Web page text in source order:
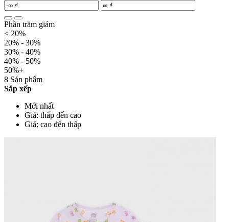
Phần trăm giảm
< 20%
20% - 30%
30% - 40%
40% - 50%
50%+
8 Sản phẩm
Sắp xếp
Mới nhất
Giá: thấp đến cao
Giá: cao đến thấp